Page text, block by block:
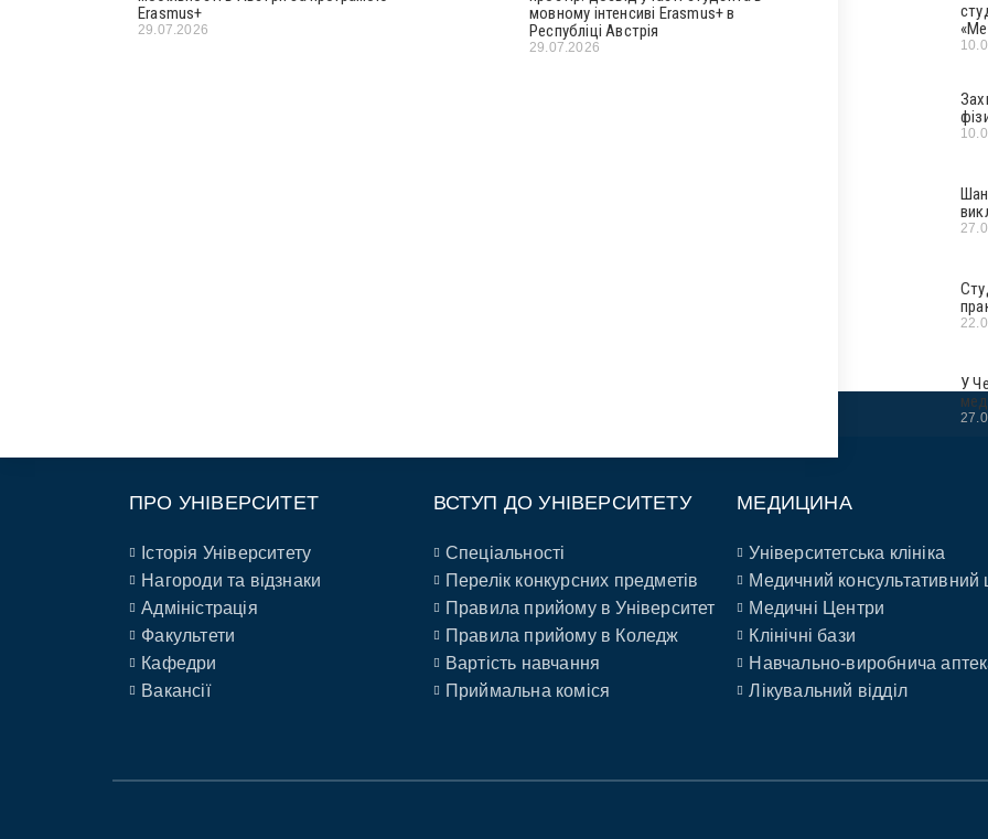
Erasmus+
29.07.2026
мовному інтенсиві Erasmus+ в
Республіці Австрія
29.07.2026
У
ПРО УНІВЕРСИТЕТ
Історія Університету
Нагороди та відзнаки
Адміністрація
Факультети
Кафедри
Вакансії
ВСТУП ДО УНІВЕРСИТЕТУ
Спеціальності
Перелік конкурсних предметів
Правила прийому в Університет
Правила прийому в Коледж
Вартість навчання
Приймальна коміся
МЕДИЦИНА
Університетська клініка
Медичний консультативний
Медичні Центри
Клінічні бази
Навчально-виробнича
Лікувальний відділ